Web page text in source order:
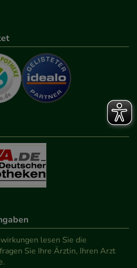
lesen Sie die
Sie Ihre Ärztin, Ihren Arzt